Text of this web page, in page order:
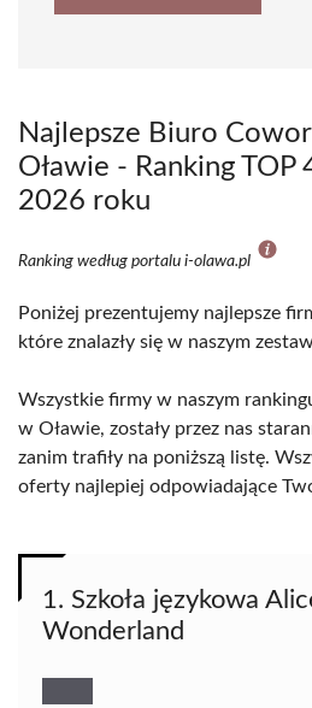
Najlepsze Biuro
Oławie - Ranking TOP
2026 roku
Ranking według portalu i-olawa.pl
Poniżej prezentujemy najlepsze
które znalazły się w naszym
Wszystkie firmy w naszym
w Oławie, zostały przez nas
zanim trafiły na poniższą listę.
oferty najlepiej odpowiadające
1. Szkoła językowa
Wonderland